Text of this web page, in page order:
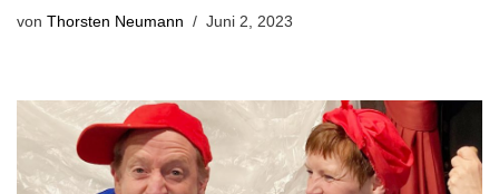
von Thorsten Neumann Juni 2, 2023